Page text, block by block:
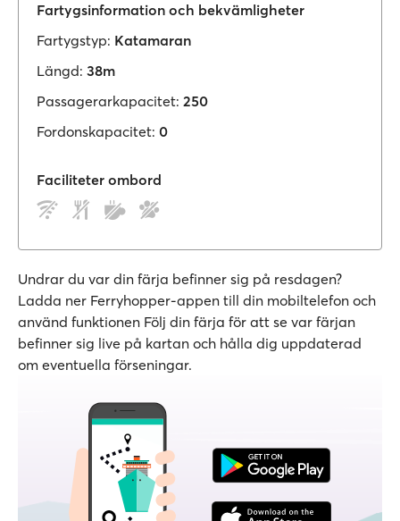
Fartygsinformation och bekvämligheter
Fartygstyp: Katamaran
Längd: 38m
Passagerarkapacitet: 250
Fordonskapacitet: 0
Faciliteter ombord
Undrar du var din färja befinner sig på resdagen?
Ladda ner Ferryhopper-appen till din mobiltelefon och
använd funktionen Följ din färja för att se var färjan
befinner sig live på kartan och hålla dig uppdaterad
om eventuella förseningar.